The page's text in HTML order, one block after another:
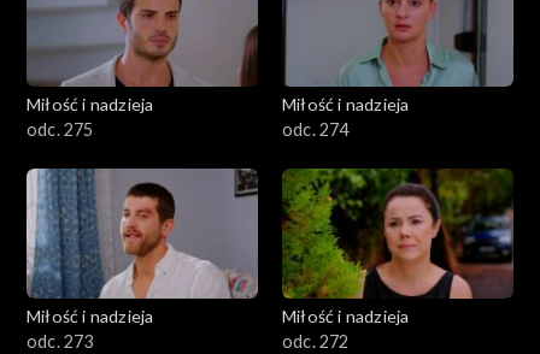
Miłość i nadzieja
odc. 275
Miłość i nadzieja
odc. 274
Miłość i nadzieja
odc. 273
Miłość i nadzieja
odc. 272